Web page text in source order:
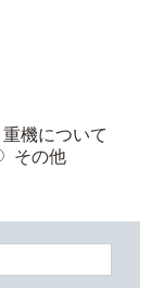
重機について
その他